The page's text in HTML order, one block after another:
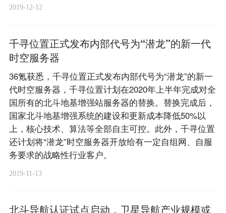
2019-12-12
千寻位置正式发布内部代号为“潜龙”的新一代
时空服务器
36氪获悉，千寻位置正式发布内部代号为“潜龙”的新一
代时空服务器，千寻位置计划在2020年上半年完成对全
国所有的北斗地基增强站服务器的替换。替换完成后，
国家北斗地基增强系统的建设和更新成本降低50%以
上，核心技术、算法等全部自主可控。此外，千寻位置
还计划将“潜龙”时空服务器开放给有一定自组网、自服
务要求的战略性行业客户。
2019-11-13
北斗导航认证试点启动，卫星导航产业规模或